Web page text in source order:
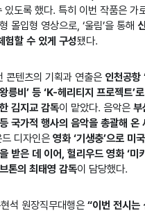
있도록 했다. 특히 이번 작품은
몰입형 영상으로, ‘울림’을 통해
험할 수 있게 구성됐다.
콘텐츠의 기획과 연출은 인천공항
릉비’ 등 ‘K-헤리티지 프로젝트’
김지교 감독이 맡았다. 음악은 부
국가적 행사의 음악을 총괄해 온
디자인은 영화 ‘기생충’으로 미
받은 데 이어, 헐리우드 영화 ‘미
톤의 최태영 감독이 담당했다.
석 원장직무대행은 “이번 전시는